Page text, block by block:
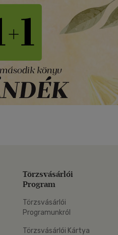
Törzsvásárlói
Program
Törzsvásárlói
Programunkról
Törzsvásárlói Kártya